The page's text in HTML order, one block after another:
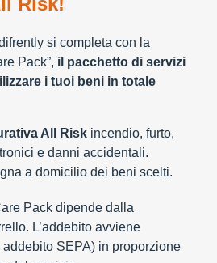
si completa con la
Pack”, il pacchetto di servizi
i tuoi beni in totale
All Risk incendio, furto,
e danni accidentali.
a domicilio dei beni scelti.
Pack dipende dalla
L’addebito avviene
SEPA) in proporzione